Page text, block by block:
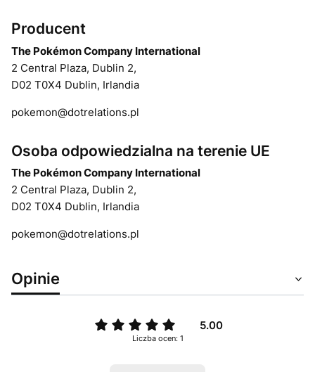
Producent
The Pokémon Company International
2 Central Plaza, Dublin 2,
D02 T0X4 Dublin, Irlandia
pokemon@dotrelations.pl
Osoba odpowiedzialna na terenie UE
The Pokémon Company International
2 Central Plaza, Dublin 2,
D02 T0X4 Dublin, Irlandia
pokemon@dotrelations.pl
Opinie
5.00
Liczba ocen: 1